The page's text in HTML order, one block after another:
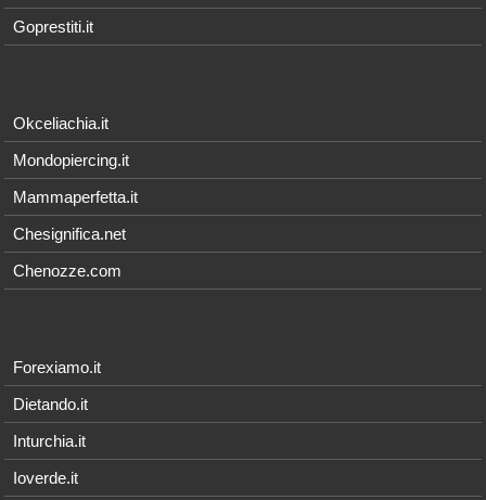
Goprestiti.it
Okceliachia.it
Mondopiercing.it
Mammaperfetta.it
Chesignifica.net
Chenozze.com
Forexiamo.it
Dietando.it
Inturchia.it
Ioverde.it